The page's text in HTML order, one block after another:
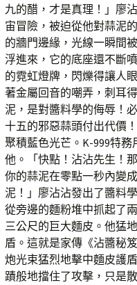
九的醋，才是真理！」廖
宙冒險，被迫從他對蒜泥
的牆門邊緣，光線一瞬間
浮進來，它的底座還不斷
的霓虹燈牌，閃爍得讓人
著金屬回音的嘲弄，刺耳
泥，是對醬料學的侮辱！
十五的邪惡蒜頭付出代價
聚積藍色光芒。K-999特
他。「快點！沾沾先生！
你的蒜泥在零點一秒內變
泥！」廖沾沾發出了醬料
從旁邊的麵粉堆中抓起了
三公尺的巨大麵皮。他猛
盾。這就是家傳《沾醬秘
炮光束猛烈地擊中麵皮護
蹟般地擋住了攻擊，只是